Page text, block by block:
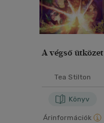
A végső ütközet
Tea Stilton
Könyv
Árinformációk